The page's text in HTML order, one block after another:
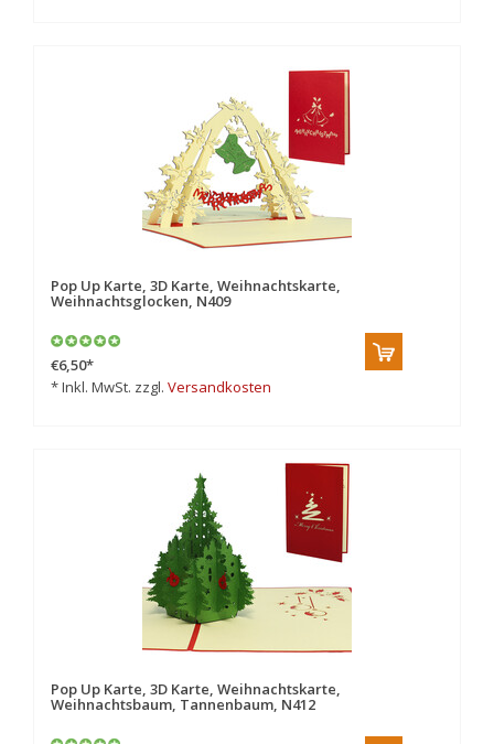
Pop Up Karte, 3D Karte, Weihnachtskarte,
Weihnachtsglocken, N409
€6,50*
* Inkl. MwSt. zzgl. Versandkosten
Pop Up Karte, 3D Karte, Weihnachtskarte,
Weihnachtsbaum, Tannenbaum, N412